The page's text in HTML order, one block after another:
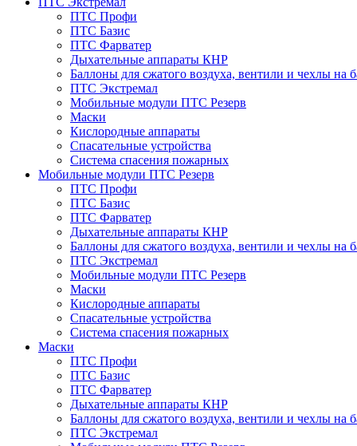
ПТС Профи
ПТС Базис
ПТС Фарватер
Дыхательные аппараты КНР
Баллоны для сжатого воздуха, вентили и чехлы на
ПТС Экстремал
Мобильные модули ПТС Резерв
Маски
Кислородные аппараты
Спасательные устройства
Система спасения пожарных
Мобильные модули ПТС Резерв
ПТС Профи
ПТС Базис
ПТС Фарватер
Дыхательные аппараты КНР
Баллоны для сжатого воздуха, вентили и чехлы на
ПТС Экстремал
Мобильные модули ПТС Резерв
Маски
Кислородные аппараты
Спасательные устройства
Система спасения пожарных
Маски
ПТС Профи
ПТС Базис
ПТС Фарватер
Дыхательные аппараты КНР
Баллоны для сжатого воздуха, вентили и чехлы на
ПТС Экстремал